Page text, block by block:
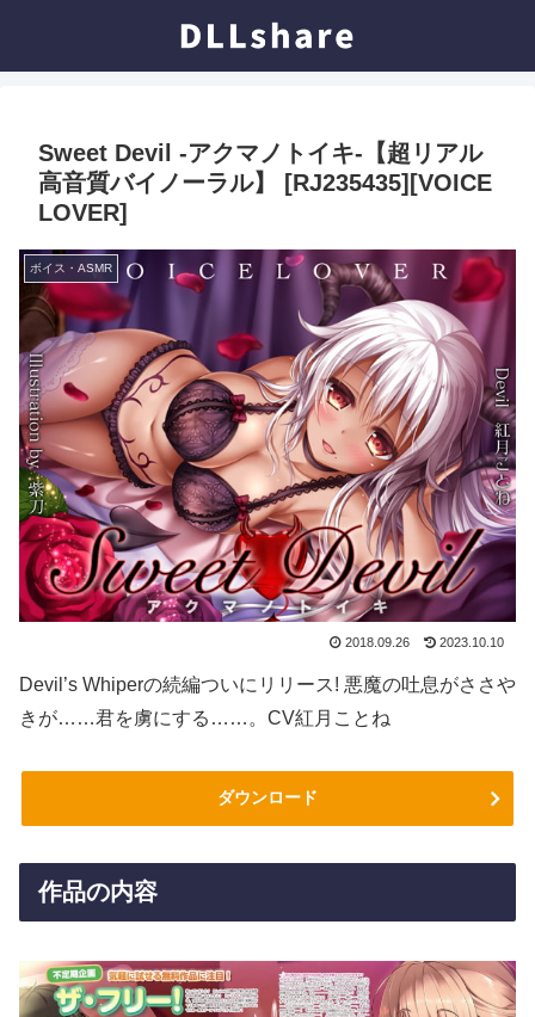
Sweet Devil -アクマノトイキ-【超リアル
高音質バイノーラル】 [RJ235435][VOICE
LOVER]
ボイス・ASMR
2018.09.26 2023.10.10
Devil’s Whiperの続編ついにリリース! 悪魔の吐息がささや
きが……君を虜にする……。CV紅月ことね
ダウンロード
作品の内容